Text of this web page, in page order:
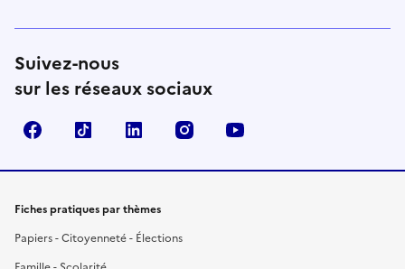
Suivez-nous
sur les réseaux sociaux
FacebookTikTok LinkedIn Instagram
Fiches pratiques par thèmes
Papiers - Citoyenneté - Élections